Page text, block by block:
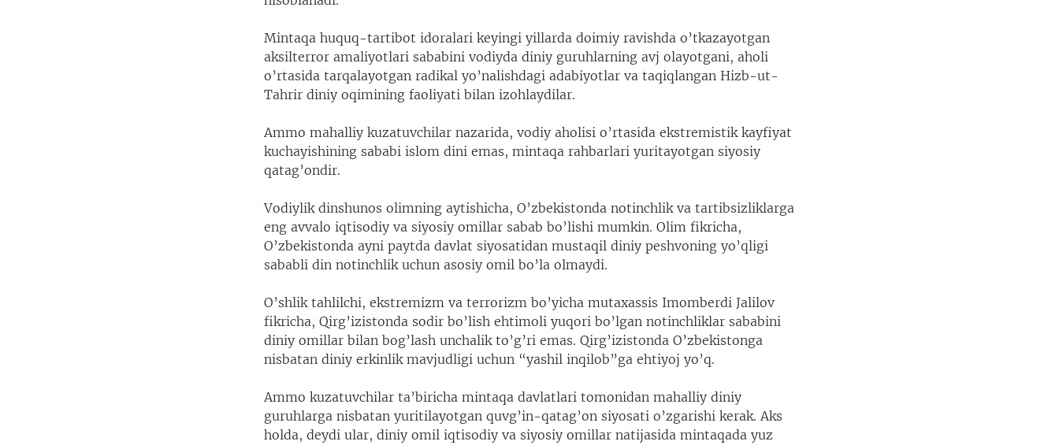
Mintaqa huquq-tartibot idoralari keyingi yillarda doimiy ravishda o’tkazayotgan
aksilterror amaliyotlari sababini vodiyda diniy guruhlarning avj olayotgani, aholi
o’rtasida tarqalayotgan radikal yo’nalishdagi adabiyotlar va taqiqlangan Hizb-ut-
Tahrir diniy oqimining faoliyati bilan izohlaydilar.
Ammo mahalliy kuzatuvchilar nazarida, vodiy aholisi o’rtasida ekstremistik kayfiyat
kuchayishining sababi islom dini emas, mintaqa rahbarlari yuritayotgan siyosiy
qatag’ondir.
Vodiylik dinshunos olimning aytishicha, O’zbekistonda notinchlik va tartibsizliklarga
eng avvalo iqtisodiy va siyosiy omillar sabab bo’lishi mumkin. Olim fikricha,
O’zbekistonda ayni paytda davlat siyosatidan mustaqil diniy peshvoning yo’qligi
sababli din notinchlik uchun asosiy omil bo’la olmaydi.
O’shlik tahlilchi, ekstremizm va terrorizm bo’yicha mutaxassis Imomberdi Jalilov
fikricha, Qirg’izistonda sodir bo’lish ehtimoli yuqori bo’lgan notinchliklar sababini
diniy omillar bilan bog’lash unchalik to’g’ri emas. Qirg’izistonda O’zbekistonga
nisbatan diniy erkinlik mavjudligi uchun “yashil inqilob”ga ehtiyoj yo’q.
Ammo kuzatuvchilar ta’biricha mintaqa davlatlari tomonidan mahalliy diniy
guruhlarga nisbatan yuritilayotgan quvg’in-qatag’on siyosati o’zgarishi kerak. Aks
holda, deydi ular, diniy omil iqtisodiy va siyosiy omillar natijasida mintaqada yuz